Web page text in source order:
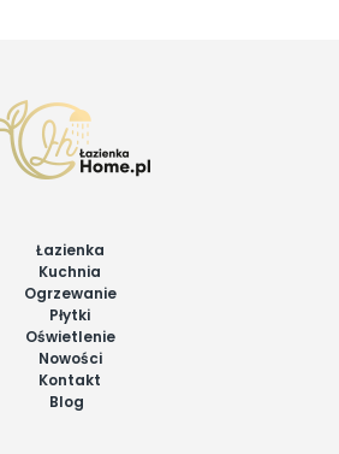
Łazienka
Kuchnia
Ogrzewanie
Płytki
Oświetlenie
Nowości
Kontakt
Blog